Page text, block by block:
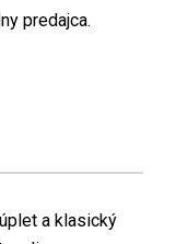
predajca.
a klasický